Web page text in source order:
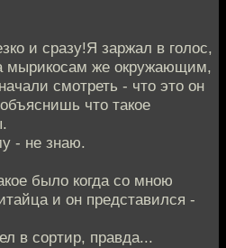
и сразу!Я заржал в голос,
мырикосам же окружающим,
смотреть - что это он
что такое
- не знаю.
было когда со мною
и он представился -
в сортир, правда...